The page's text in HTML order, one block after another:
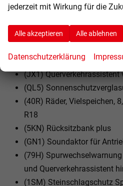
(1X1X) Pfeilgrau Perleffekt
Heck
(1J2) Projektionsleuchte in
(JX1) Querverkehrassistent
(QL5)
(40R) Räder, Vielspeichen,
R18
(5KN) Rücksitzbank plus
(GN1) Soundaktor für
(79H)
und Querverkehrassistent
(1SM) Steinschlagschutz
jederzeit mit Wirkung für die
Alle akzeptieren Alle ablehnen
Datenschutzerklärung